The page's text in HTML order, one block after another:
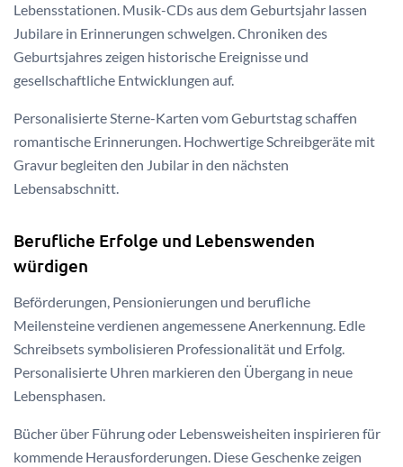
Lebensstationen. Musik-CDs aus dem Geburtsjahr lassen
Jubilare in Erinnerungen schwelgen. Chroniken des
Geburtsjahres zeigen historische Ereignisse und
gesellschaftliche Entwicklungen auf.
Personalisierte Sterne-Karten vom Geburtstag schaffen
romantische Erinnerungen. Hochwertige Schreibgeräte mit
Gravur begleiten den Jubilar in den nächsten
Lebensabschnitt.
Berufliche Erfolge und Lebenswenden
würdigen
Beförderungen, Pensionierungen und berufliche
Meilensteine verdienen angemessene Anerkennung. Edle
Schreibsets symbolisieren Professionalität und Erfolg.
Personalisierte Uhren markieren den Übergang in neue
Lebensphasen.
Bücher über Führung oder Lebensweisheiten inspirieren für
kommende Herausforderungen. Diese Geschenke zeigen